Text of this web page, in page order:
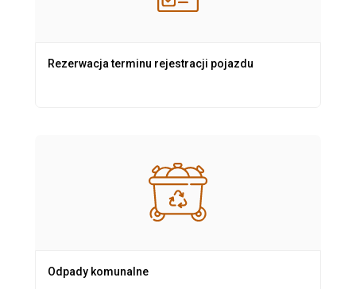
Rezerwacja terminu rejestracji pojazdu
Odpady komunalne